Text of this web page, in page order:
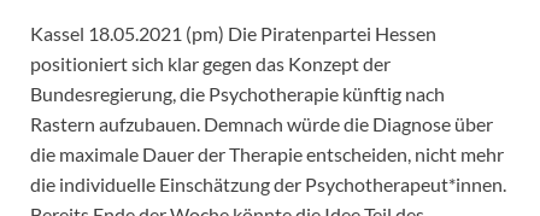
Kassel 18.05.2021 (pm) Die Piratenpartei Hessen
positioniert sich klar gegen das Konzept der
Bundesregierung, die Psychotherapie künftig nach
Rastern aufzubauen. Demnach würde die Diagnose über
die maximale Dauer der Therapie entscheiden, nicht mehr
die individuelle Einschätzung der Psychotherapeut*innen.